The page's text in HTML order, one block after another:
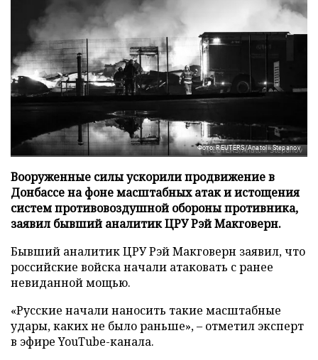
Фото: REUTERS/Anatolii Stepanov
Вооруженные силы ускорили продвижение в
Донбассе на фоне масштабных атак и истощения
систем противовоздушной обороны противника,
заявил бывший аналитик ЦРУ Рэй Макговерн.
Бывший аналитик ЦРУ Рэй Макговерн заявил, что
российские войска начали атаковать с ранее
невиданной мощью.
«Русские начали наносить такие масштабные
удары, каких не было раньше», – отметил эксперт
в эфире YouTube-канала.